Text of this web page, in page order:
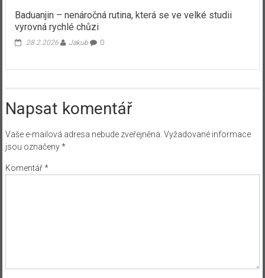
Baduanjin – nenáročná rutina, která se ve velké studii
vyrovná rychlé chůzi
28.2.2026 Jakub 0
Napsat komentář
Vaše e-mailová adresa nebude zveřejněna. Vyžadované informace
jsou označeny*
Komentář*